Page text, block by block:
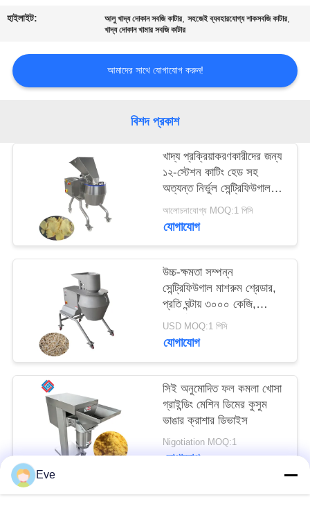
আমাদের
যোগাযোগ
মামলা
উদ্ধৃতি
অনুরোধ
করুন
গোপনীয়তা
হাইলাইট: আলু খাদ্য দোকান সবজি কাটার,সহজেই ব্যবহারযোগ্য শাকসবজি কাটার,
খাদ্য দোকান খামার সবজি কাটার
আমাদের সাথে যোগাযোগ করুন!
বিশদ প্রকাশ
খাদ্য প্রক্রিয়াকরণকারীদের জন্য
১২-স্টেশন কাটিং হেড সহ
অত্যন্ত নির্ভুল সেন্ট্রিফিউগাল
আদা স্লাইসার ১০০০ কেজি/
ঘণ্টা
আলোচনাযোগ্য MOQ:1 পিসি
যোগাযোগ
উচ্চ-ক্ষমতা সম্পন্ন
সেন্ট্রিফিউগাল মাশরুম শ্রেডার,
প্রতি ঘন্টায় ৩০০০ কেজি,
পরিবর্তনযোগ্য কাটিং হেডগুলির
সম্পূর্ণ পরিসর সহ
USD MOQ:1 পিসি
যোগাযোগ
সিই অনুমোদিত ফল কমলা খোসা
গ্রাইন্ডিং মেশিন ডিমের কুসুম
ভাঙার ক্রাশার ডিভাইস
Nigotiation MOQ:1
যোগাযোগ
Eve